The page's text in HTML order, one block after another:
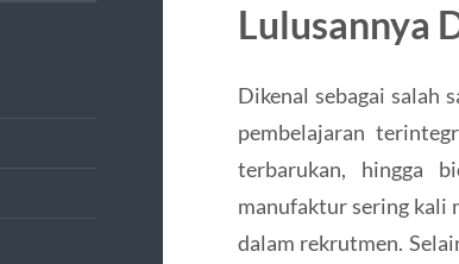
Lulusannya
Dikenal sebagai salah
pembelajaran
terbarukan, hingga
manufaktur sering kali
dalam rekrutmen.